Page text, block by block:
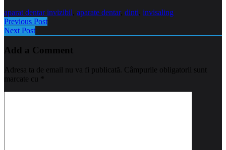
aparat dentar invizibil, aparate dentar, dinti, invisaling
Previous Post
Next Post
Add a Comment
Adresa ta de email nu va fi publicată. Câmpurile obligatorii sunt
marcate cu